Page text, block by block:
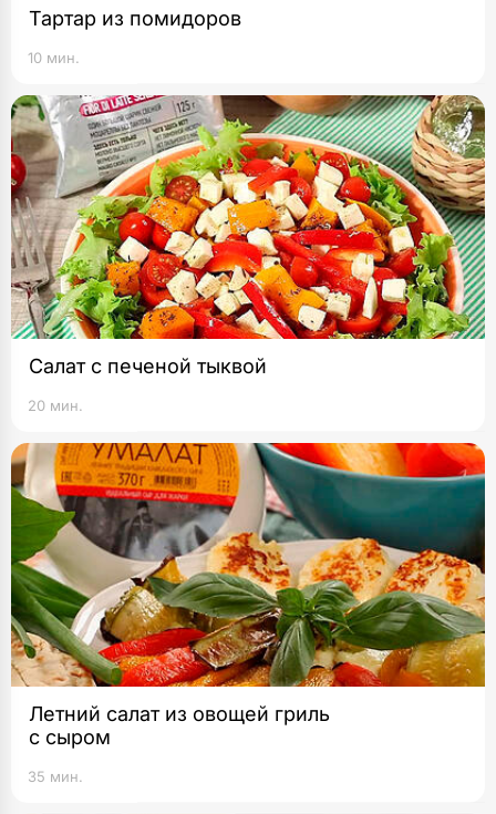
Тартар из помидоров
10 мин.
Салат с печеной тыквой
20 мин.
Летний салат из овощей гриль
с сыром
35 мин.